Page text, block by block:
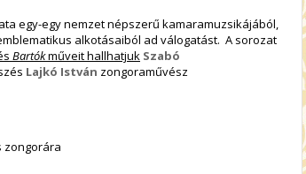
egy-egy nemzet népszerű kamaramuzsikájából,
alkotásaiból ad válogatást. A sorozat
Bartókműveit hallhatjuk Szabó
Lajkó István zongoraművész
zongorára